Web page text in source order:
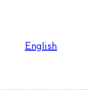
English